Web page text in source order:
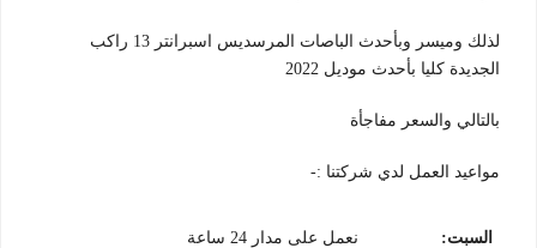
لذلك وميسر وبأحدث الباصات المرسديس اسبرانتر 13 راكب
الجديدة كليا بأحدث موديل 2022
بالتالي والسعر مفاجأة
مواعيد العمل لدي شركتنا :-
السبت: نعمل على مدار 24 ساعة